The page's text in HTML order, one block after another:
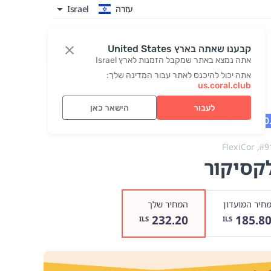
קבענו שאתה בארץ United States
אתה נמצא באתר שמקבל הזמנות לארץ Israel
אתה יכול להיכנס לאתר עבור המדינה שלך:
us.coral.club
לעבור הישאר כאן
עזרה Israel
כניסה
Exp:
3+1
01 - 15.08
FlexiCor
מחיר המועדון
185.80
ILS
המחיר שלך
232.20
ILS